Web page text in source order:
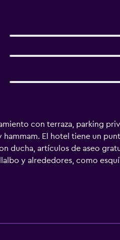
con terraza, parking
El hotel tiene un
ducha, artículos de aseo
y alrededores, como